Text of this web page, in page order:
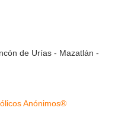
de Urías - Mazatlán -